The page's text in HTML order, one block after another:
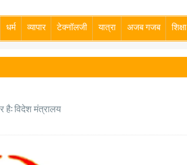
धर्म व्यापार टेक्नॉलजी यात्रा अजब गजब शिक्षा
है: विदेश मंत्रालय